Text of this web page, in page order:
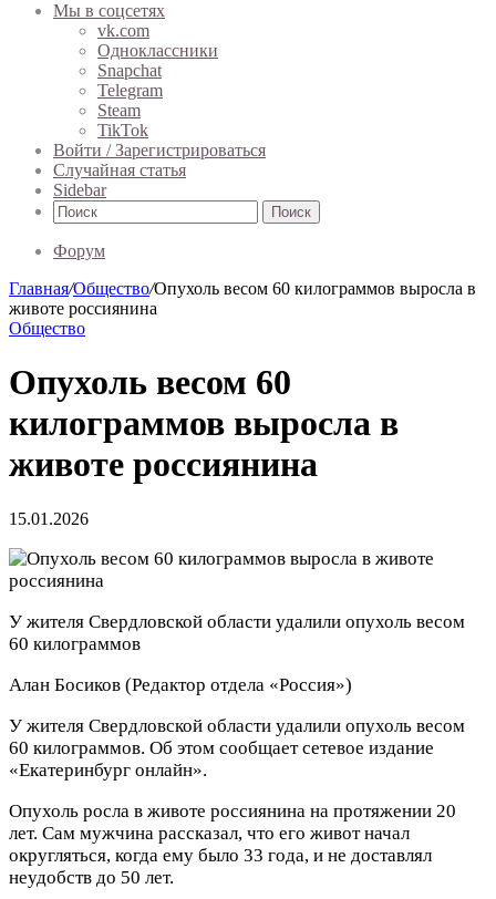
Мы в соцсетях
vk.com
Одноклассники
Snapchat
Telegram
Steam
TikTok
Войти / Зарегистрироваться
Случайная статья
Sidebar
Поиск
Форум
Главная/Общество/Опухоль весом 60 килограммов выросла в
животе россиянина
Общество
Опухоль весом 60
килограммов выросла в
животе россиянина
15.01.2026
У жителя Свердловской области удалили опухоль весом
60 килограммов
Алан Босиков (Редактор отдела «Россия»)
У жителя Свердловской области удалили опухоль весом
60 килограммов. Об этом сообщает сетевое издание
«Екатеринбург онлайн».
Опухоль росла в животе россиянина на протяжении 20
лет. Сам мужчина рассказал, что его живот начал
округляться, когда ему было 33 года, и не доставлял
неудобств до 50 лет.